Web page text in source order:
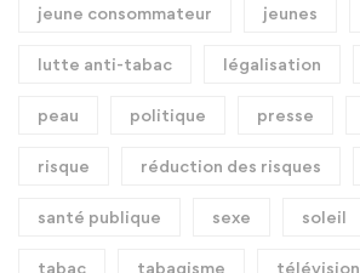
jeune consommateur jeunes
lutte anti-tabac légalisation
peau politique presse
risque réduction des risques
santé publique sexe soleil
tabac tabagisme télévision